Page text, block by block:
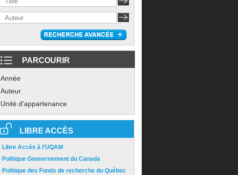
PARCOURIR
Année
Auteur
Unité d'appartenance
LIBRE ACCÈS
Libre Accès à l'UQAM
Politique Gouvernement du Canada
Politique des Fonds de recherche du Québec